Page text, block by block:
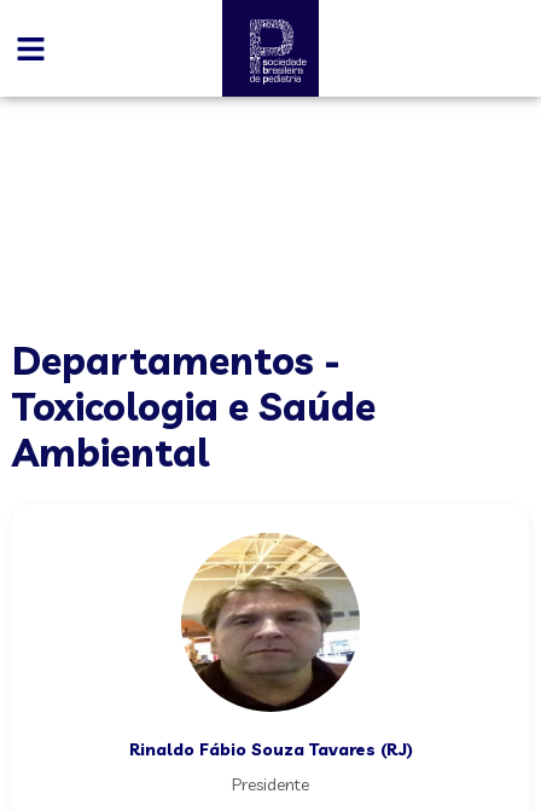
Departamentos -
Toxicologia e Saúde
Ambiental
Rinaldo Fábio Souza Tavares (RJ)
Presidente